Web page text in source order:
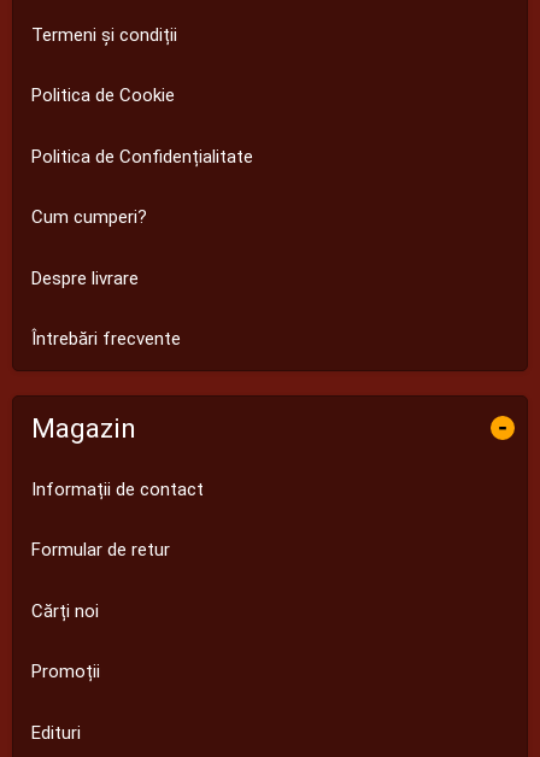
Termeni și condiții
Politica de Cookie
Politica de Confidențialitate
Cum cumperi?
Despre livrare
Întrebări frecvente
Magazin -
Informații de contact
Formular de retur
Cărți noi
Promoții
Edituri